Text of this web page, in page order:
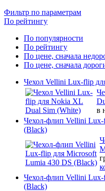
Фильтр по параметрам
По рейтингу
По популярности
По рейтингу
По цене, сначала
По цене, сначала
Чехол Vellini Lux-flip
в
Чехол-флип Vellini
(Black)
Чехол-флип Vellini
(Black)